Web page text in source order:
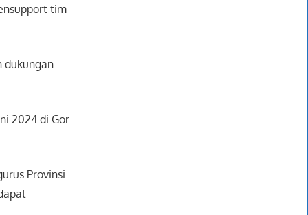
tim
dukungan
2024 di Gor
Provinsi